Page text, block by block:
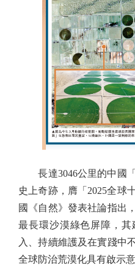
長達3046公里的中國「
史上奇跡，膺「2025全球
國《自然》發表社論指出
最長環沙漠綠色屏障，
入、持續維護及在實踐中
全球防治荒漠化具有啟示意